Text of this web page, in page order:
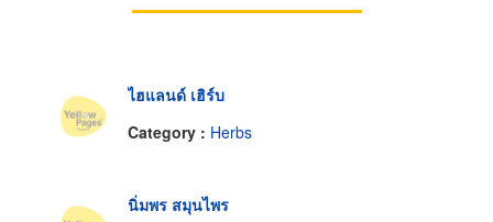
ไฮแลนด์ เฮิร์บ
Category : Herbs
นิ่มพร สมุนไพร